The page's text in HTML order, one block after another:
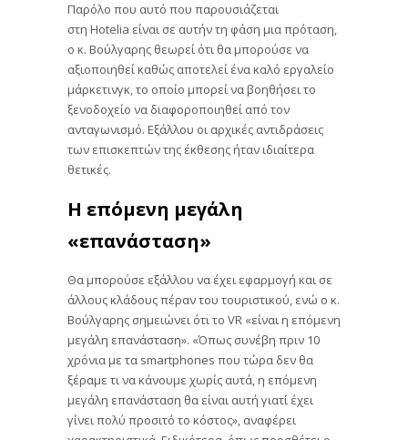
Παρόλο που αυτό που παρουσιάζεται
στη Hotelia είναι σε αυτήν τη φάση μια πρόταση,
ο κ. Βούλγαρης θεωρεί ότι θα μπορούσε να
αξιοποιηθεί καθώς αποτελεί ένα καλό εργαλείο
μάρκετινγκ, το οποίο μπορεί να βοηθήσει το
ξενοδοχείο να διαφοροποιηθεί από τον
ανταγωνισμό. Εξάλλου οι αρχικές αντιδράσεις
των επισκεπτών της έκθεσης ήταν ιδιαίτερα
θετικές.
Η επόμενη μεγάλη
«επανάσταση»
Θα μπορούσε εξάλλου να έχει εφαρμογή και σε
άλλους κλάδους πέραν του τουριστικού, ενώ ο κ.
Βούλγαρης σημειώνει ότι το VR «είναι η επόμενη
μεγάλη επανάσταση». «Όπως συνέβη πριν 10
χρόνια με τα smartphones που τώρα δεν θα
ξέραμε τι να κάνουμε χωρίς αυτά, η επόμενη
μεγάλη επανάσταση θα είναι αυτή γιατί έχει
γίνει πολύ προσιτό το κόστος», αναφέρει